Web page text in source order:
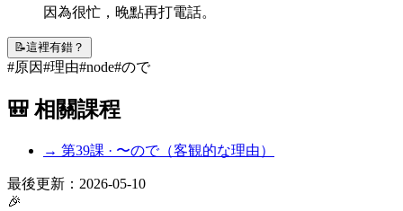
因為很忙，晚點再打電話。
📝這裡有錯？
#原因#理由#node#ので
🎒 相關課程
→ 第39課 · 〜ので（客観的な理由）
最後更新： 2026-05-10
🎉